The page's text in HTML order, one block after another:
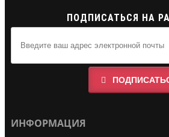
ПОДПИСАТЬСЯ НА
ИНФОРМАЦИЯ